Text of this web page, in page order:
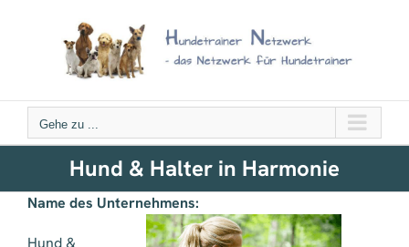
Gehe zu ...
Hund & Halter in Harmonie
Name des Unternehmens:
Hund &